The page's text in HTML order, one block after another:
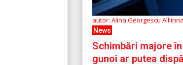
autor: Alina Georgescu
News
Schimbări majore
gunoi ar putea